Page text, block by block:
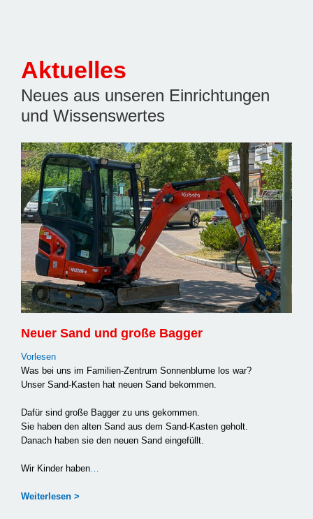
Aktuelles
Neues aus unseren Einrichtungen
und Wissenswertes
Neuer Sand und große Bagger
Vor­le­sen
Was bei uns im Familien-Zentrum Son­nen­blu­me los war?
Unser Sand-Kasten hat neu­en Sand bekom­men.
Dafür sind gro­ße Bag­ger zu uns gekom­men.
Sie haben den alten Sand aus dem Sand-Kasten geholt.
Danach haben sie den neu­en Sand ein­ge­füllt.
Wir Kin­der haben…
Wei­ter­le­sen >